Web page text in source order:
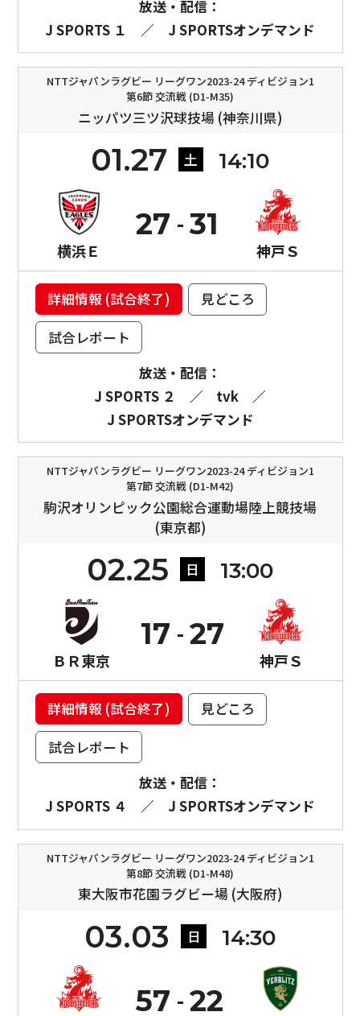
放送・配信：
J SPORTS １
／ J SPORTSオンデマンド
NTTジャパンラグビー リーグワン2023-24 ディビジョン1
第6節 交流戦 (D1-M35)
ニッパツ三ツ沢球技場 (神奈川県)
01.27 土 14:10
横浜Ｅ
27
神戸Ｓ
31
詳細情報 (試合終了)
見どころ
試合レポート
放送・配信：
J SPORTS ２
／ tvk
／
J SPORTSオンデマンド
NTTジャパンラグビー リーグワン2023-24 ディビジョン1
第7節 交流戦 (D1-M42)
駒沢オリンピック公園総合運動場陸上競技場
(東京都)
02.25 日 13:00
ＢＲ東京
17
神戸Ｓ
27
詳細情報 (試合終了)
見どころ
試合レポート
放送・配信：
J SPORTS ４
／ J SPORTSオンデマンド
NTTジャパンラグビー リーグワン2023-24 ディビジョン1
第8節 交流戦 (D1-M48)
東大阪市花園ラグビー場 (大阪府)
03.03 日 14:30
57 22